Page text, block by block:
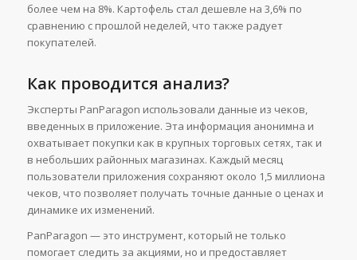
более чем на 8%. Картофель стал дешевле на 3,6% по
сравнению с прошлой неделей, что также радует
покупателей.
Как проводится анализ?
Эксперты PanParagon использовали данные из чеков,
введенных в приложение. Эта информация анонимна и
охватывает покупки как в крупных торговых сетях, так и
в небольших районных магазинах. Каждый месяц
пользователи приложения сохраняют около 1,5 миллиона
чеков, что позволяет получать точные данные о ценах и
динамике их изменений.
PanParagon — это инструмент, который не только
помогает следить за акциями, но и предоставляет